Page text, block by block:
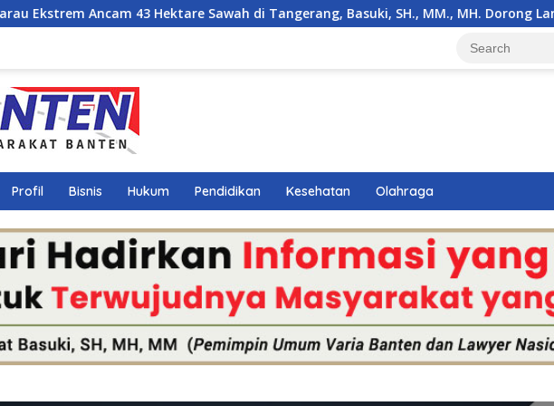
Ancam 43 Hektare Sawah di Tangerang, Basuki, SH., MM., MH. Dorong Langkah
Profil Bisnis Hukum Pendidikan Kesehatan Olahraga